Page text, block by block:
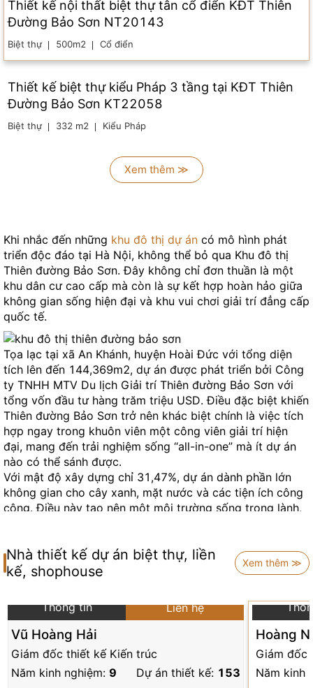
Thiết kế nội thất biệt thự tân cổ điển KĐT Thiên
Đường Bảo Sơn NT20143
Biệt thự 500m2 Cổ điển
Thiết kế biệt thự kiểu Pháp 3 tầng tại KĐT Thiên
Đường Bảo Sơn KT22058
Biệt thự 332 m2 Kiểu Pháp
Xem thêm ≫
Khi nhắc đến những khu đô thị dự án có mô hình phát
triển độc đáo tại Hà Nội, không thể bỏ qua Khu đô thị
Thiên đường Bảo Sơn. Đây không chỉ đơn thuần là một
khu dân cư cao cấp mà còn là sự kết hợp hoàn hảo giữa
không gian sống hiện đại và khu vui chơi giải trí đẳng cấp
quốc tế.
Tọa lạc tại xã An Khánh, huyện Hoài Đức với tổng diện
tích lên đến 144,369m2, dự án được phát triển bởi Công
ty TNHH MTV Du lịch Giải trí Thiên đường Bảo Sơn với
tổng vốn đầu tư hàng trăm triệu USD. Điều đặc biệt khiến
Thiên đường Bảo Sơn trở nên khác biệt chính là việc tích
hợp ngay trong khuôn viên một công viên giải trí hiện
đại, mang đến trải nghiệm sống “all-in-one” mà ít dự án
nào có thể sánh được.
Với mật độ xây dựng chỉ 31,47%, dự án dành phần lớn
không gian cho cây xanh, mặt nước và các tiện ích công
cộng. Điều này tạo nên một môi trường sống trong lành,
mà không cần phải đi xa.
Tìm hiểu: Khu đô thị Nam cầu Nguyễn Trí Phương
Vị trí đắc địa và kết nối giao thông
thuận lợi
Thiên đường Bảo Sơn sở hữu vị trí đắc địa trên trục
đường Lê Trọng Tấn kéo dài, chỉ cách nút giao với Đại lộ
Nhà thiết kế dự án biệt thự, liền
kế, shophouse
Xem thêm ≫
Thông tin Liên hệ
Vũ Hoàng Hải
Giám đốc thiết kế Kiến trúc
Năm kinh nghiệm: 9 Dự án thiết kế: 153
Hoàng
Giám đốc
Năm kinh